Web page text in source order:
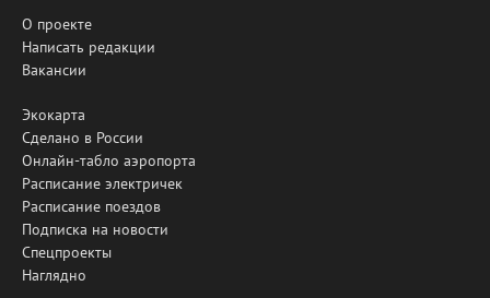
О проекте
Написать редакции
Вакансии
Экокарта
Сделано в России
Онлайн-табло аэропорта
Расписание электричек
Расписание поездов
Подписка на новости
Спецпроекты
Наглядно